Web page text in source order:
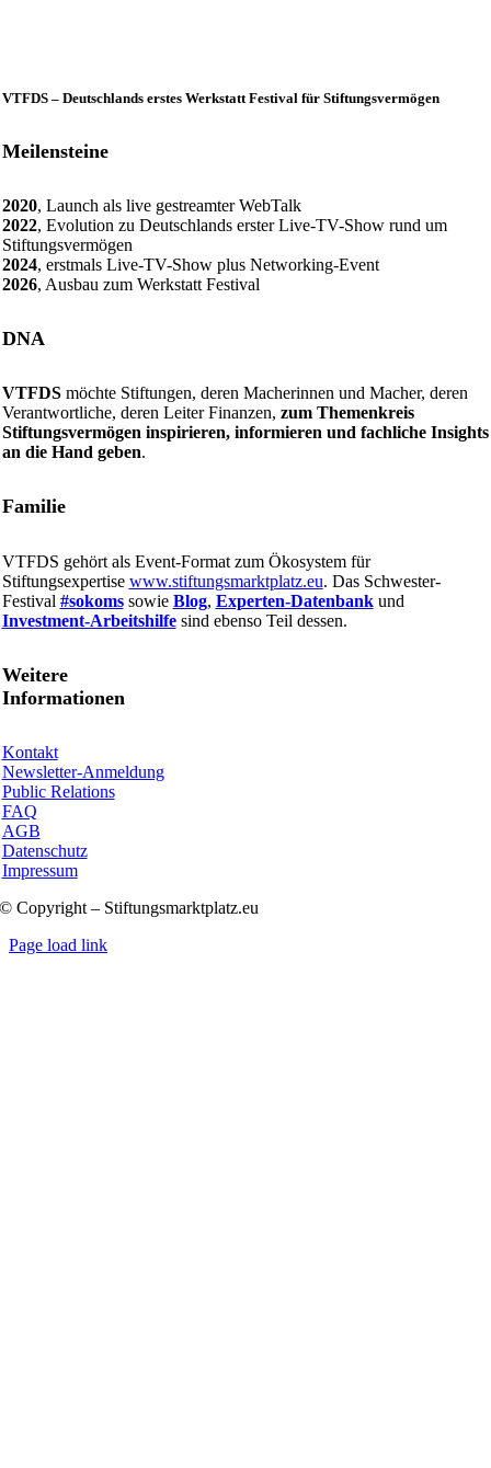
VTFDS – Deutschlands erstes Werkstatt Festival für Stiftungsvermögen
Meilensteine
2020, Launch als live gestreamter WebTalk
2022, Evolution zu Deutschlands erster Live-TV-Show rund um
Stiftungsvermögen
2024, erstmals Live-TV-Show plus Networking-Event
2026, Ausbau zum Werkstatt Festival
DNA
VTFDS möchte Stiftungen, deren Macherinnen und Macher, deren
Verantwortliche, deren Leiter Finanzen, zum Themenkreis
Stiftungsvermögen inspirieren, informieren und fachliche Insights
an die Hand geben.
Familie
VTFDS gehört als Event-Format zum Ökosystem für
Stiftungsexpertise www.stiftungsmarktplatz.eu. Das Schwester-
Festival #sokomssowie Blog, Experten-Datenbankund
Investment-Arbeitshilfesind ebenso Teil dessen.
Weitere
Informationen
Kontakt
Newsletter-Anmeldung
Public Relations
FAQ
AGB
Datenschutz
Impressum
© Copyright – Stiftungsmarktplatz.eu
Page load link